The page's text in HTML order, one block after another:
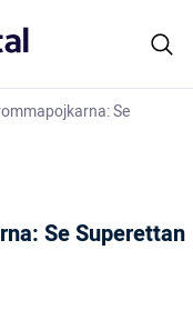
Se
Se Superettan